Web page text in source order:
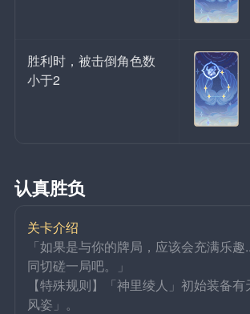
胜利时，被击倒角色数
小于2
认真胜负
关卡介绍
「如果是与你的牌局，应该会充满乐
同切磋一局吧。」
【特殊规则】「神里绫人」初始装备
风姿」。